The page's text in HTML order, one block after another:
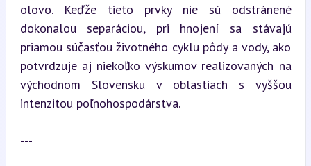
olovo. Keďže tieto prvky nie sú odstránené
dokonalou separáciou, pri hnojení sa stávajú
priamou súčasťou životného cyklu pôdy a vody, ako
potvrdzuje aj niekoľko výskumov realizovaných na
východnom Slovensku v oblastiach s vyššou
intenzitou poľnohospodárstva.
---